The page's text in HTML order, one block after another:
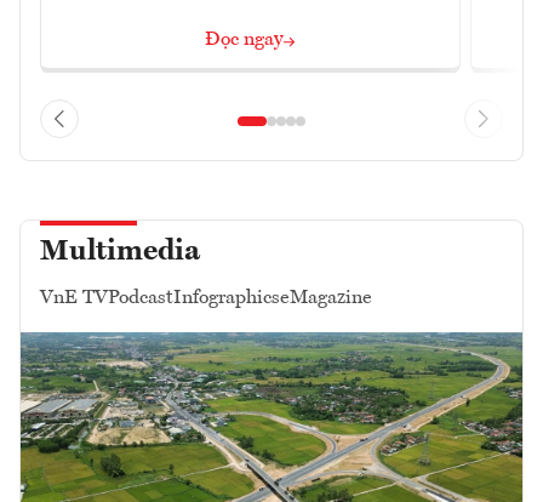
Đọc ngay
Multimedia
VnE TVPodcastInfographicseMagazine